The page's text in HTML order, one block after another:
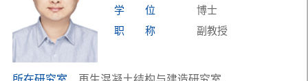
学 位
博士
职 称
副教授